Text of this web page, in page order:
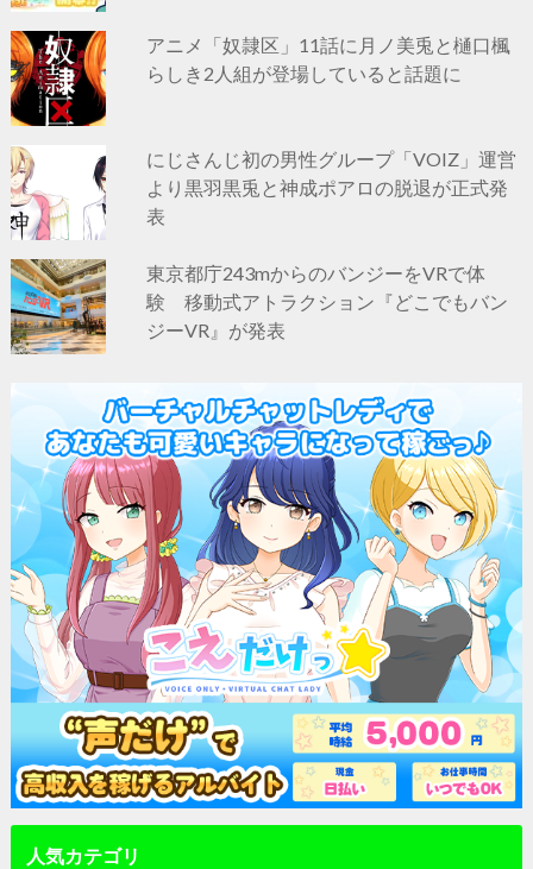
アニメ「奴隷区」11話に月ノ美兎と樋口楓
らしき2人組が登場していると話題に
にじさんじ初の男性グループ「VOIZ」運営
より黒羽黒兎と神成ポアロの脱退が正式発
表
東京都庁243mからのバンジーをVRで体
験 移動式アトラクション『どこでもバン
ジーVR』が発表
人気カテゴリ